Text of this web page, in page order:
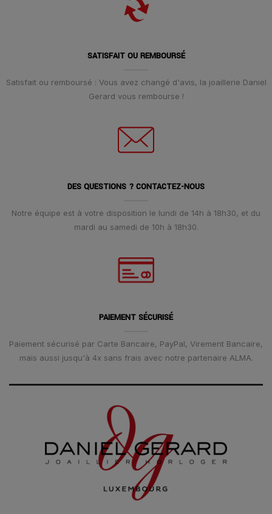
SATISFAIT OU REMBOURSÉ
Satisfait ou remboursé : Vous avez changé d'avis, la joaillerie Daniel
Gerard vous rembourse !
DES QUESTIONS ? CONTACTEZ-NOUS
Notre équipe est à votre disposition le lundi de 14h à 18h30, et du
mardi au samedi de 10h à 18h30.
PAIEMENT SÉCURISÉ
Paiement sécurisé par Carte Bancaire, PayPal, Virement Bancaire,
mais aussi jusqu'à 4x sans frais avec notre partenaire ALMA.